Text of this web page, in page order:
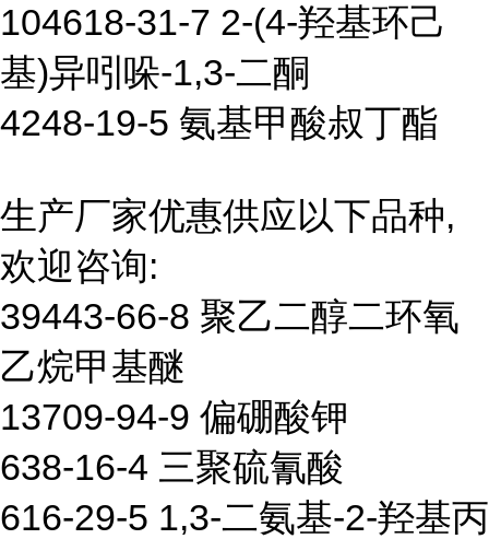
104618-31-7 2-(4-羟基环己
基)异吲哚-1,3-二酮
4248-19-5 氨基甲酸叔丁酯
生产厂家优惠供应以下品种,
欢迎咨询:
39443-66-8 聚乙二醇二环氧
乙烷甲基醚
13709-94-9 偏硼酸钾
638-16-4 三聚硫氰酸
616-29-5 1,3-二氨基-2-羟基丙